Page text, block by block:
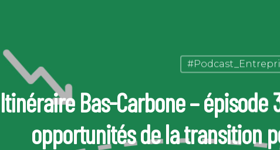
Itinéraire Bas-Carbone –
opportunités de la transition